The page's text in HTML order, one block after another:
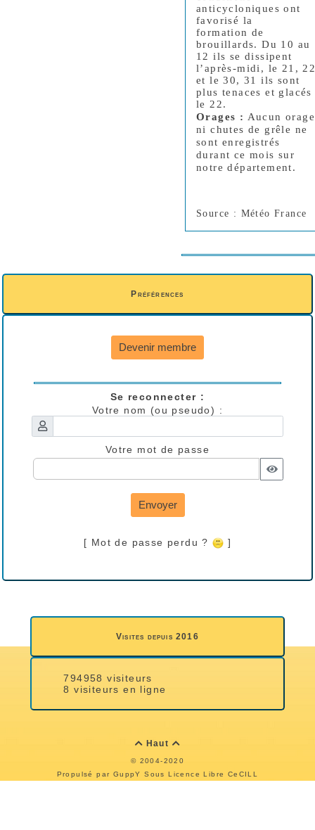
anticycloniques ont
favorisé la
formation de
brouillards. Du 10 au
12 ils se dissipent
l’après-midi, le 21,
et le 30, 31 ils sont
plus tenaces et glacés
le 22.
Orages : Aucun orage
ni chutes de grêle ne
sont enregistrés
durant ce mois sur
notre département.
Source : Météo France
Préférences
Devenir membre
Se reconnecter :
Votre nom (ou pseudo) :
Votre mot de passe
Envoyer
[ Mot de passe perdu ? ]
Visites depuis 2016
794958 visiteurs
8 visiteurs en ligne
 Haut 
© 2004-2020
Propulsé par GuppYSous Licence Libre CeCILL